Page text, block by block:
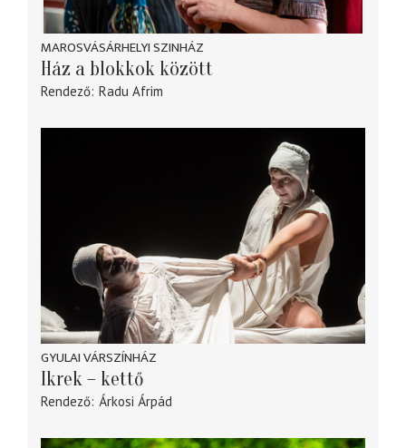
MAROSVÁSÁRHELYI SZINHÁZ
Ház a blokkok között
Rendező Radu Afrim
GYULAI VÁRSZÍNHÁZ
Ikrek – kettő
Rendező Árkosi Árpád